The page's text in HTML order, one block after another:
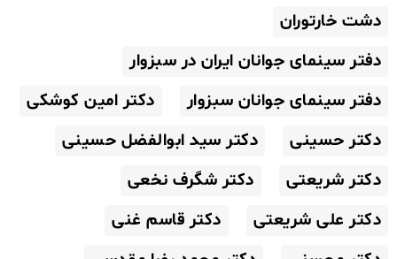
دشت خارتوران
دفتر سینمای جوانان ایران در سبزوار
دفتر سینمای جوانان سبزوار
دکتر امین کوشکی
دکتر حسینی
دکتر سید ابوالفضل حسینی
دکتر شریعتی
دکتر شگرف نخعی
دکتر علی شریعتی
دکتر قاسم غنی